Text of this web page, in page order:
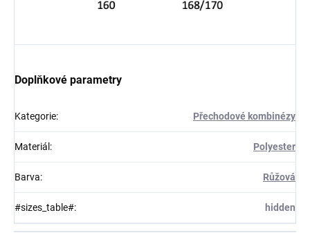
Doplňkové parametry
Kategorie: Přechodové kombinézy
Materiál : Polyester
Barva: Růžová
#sizes_table#: hidden